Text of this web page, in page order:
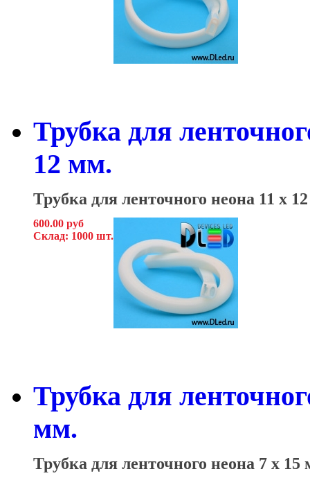
Трубка для
12 мм.
Трубка для ленточного неона 11 x
600.00 руб
Склад: 1000 шт.
Трубка для
мм.
Трубка для ленточного неона 7 x 15